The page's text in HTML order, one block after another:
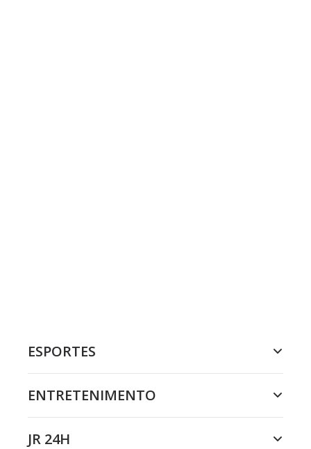
ESPORTES
ENTRETENIMENTO
JR 24H